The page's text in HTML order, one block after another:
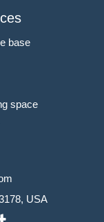
base
space
USA